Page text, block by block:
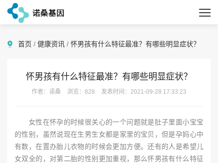
首页 / 健康资讯 / 怀男孩有什么特征最准？有哪些明显症状？
怀男孩有什么特征最准？有哪些明显症状？
作者：诺桑 浏览：828 发表时间：2021-09-28 17:33:23
女性在怀孕的时候很关心的一个问题就是肚子里面小宝宝
的性别，虽然说现在生男生女都是家里的宝贝，但是孕妈心中
有数，在置办胎儿衣物的时候会更加方便。还有的人是希望儿
女双全的，对第二胎的性别更加重视，那么怀男孩有什么特征